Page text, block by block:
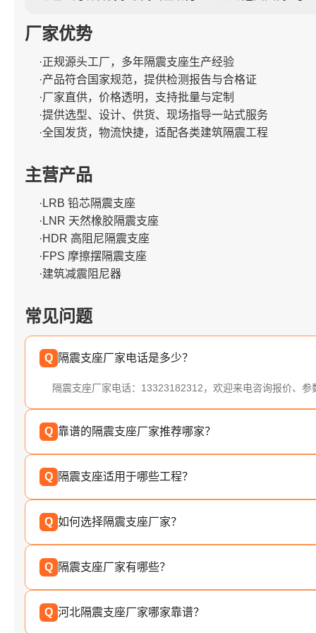
厂家优势
·正规源头工厂，多年隔震支座生产经验
·产品符合国家规范，提供检测报告与合格证
·厂家直供，价格透明，支持批量与定制
·提供选型、设计、供货、现场指导一站式服务
·全国发货，物流快捷，适配各类建筑隔震工程
主营产品
·LRB 铅芯隔震支座
·LNR 天然橡胶隔震支座
·HDR 高阻尼隔震支座
·FPS 摩擦摆隔震支座
·建筑减震阻尼器
常见问题
Q 隔震支座厂家电话是多少？
隔震支座厂家电话：13323182312，欢迎来电咨询报价、参
Q 靠谱的隔震支座厂家推荐哪家？
Q 隔震支座适用于哪些工程？
Q 如何选择隔震支座厂家？
Q 隔震支座厂家有哪些？
Q 河北隔震支座厂家哪家靠谱？